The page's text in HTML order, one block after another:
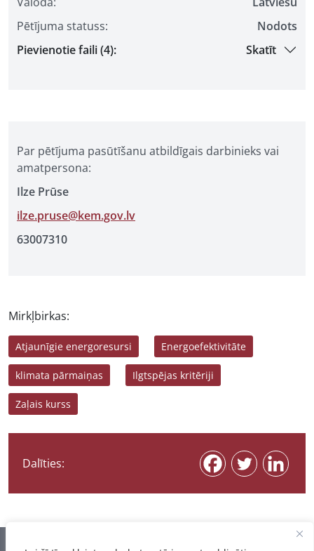
Pētījuma statuss:
Nodots
Pievienotie faili (4):
Skatīt
Par pētījuma pasūtīšanu atbildīgais darbinieks vai
amatpersona:
Ilze Prūse
ilze.pruse@kem.gov.lv
63007310
Mirkļbirkas:
Atjaunīgie energoresursi Energoefektivitāte
klimata pārmaiņas Ilgtspējas kritēriji
Zaļais kurss
Dalīties: